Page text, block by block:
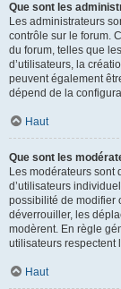
Que sont les
Les administrateurs
contrôle sur le forum.
du forum, telles que
d’utilisateurs, la
peuvent également
dépend de la
Haut
Que sont les
Les modérateurs sont
d’utilisateurs
possibilité de modifier
déverrouiller, les
modèrent. En règle
utilisateurs respectent
Haut